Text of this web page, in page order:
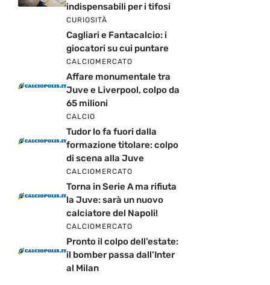
indispensabili per i tifosi
CURIOSITÀ
Cagliari e Fantacalcio: i
giocatori su cui puntare
CALCIOMERCATO
Affare monumentale tra
Juve e Liverpool, colpo da
65 milioni
CALCIO
Tudor lo fa fuori dalla
formazione titolare: colpo
di scena alla Juve
CALCIOMERCATO
Torna in Serie A ma rifiuta
la Juve: sarà un nuovo
calciatore del Napoli!
CALCIOMERCATO
Pronto il colpo dell’estate:
il bomber passa dall’Inter
al Milan